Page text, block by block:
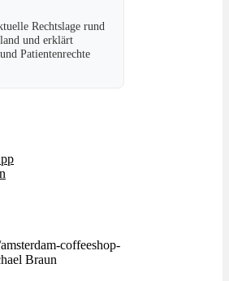
Rechtslage rund
und erklärt
Patientenrechte
coffeeshop-
Braun